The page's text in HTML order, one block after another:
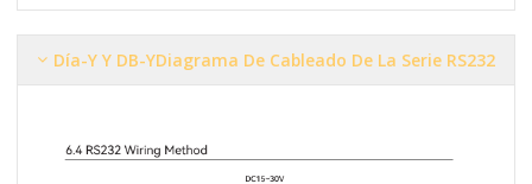
Día-Y Y DB-YDiagrama De Cableado De La Serie RS232